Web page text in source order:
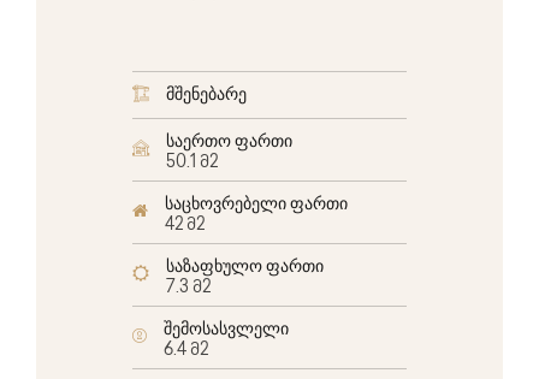
მშენებარე
საერთო ფართი
50.1 მ2
საცხოვრებელი ფართი
42 მ2
საზაფხულო ფართი
7.3 მ2
შემოსასვლელი
6.4 მ2